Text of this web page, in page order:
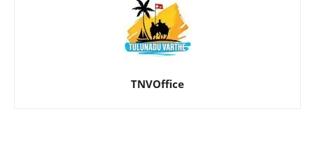
TNVOffice